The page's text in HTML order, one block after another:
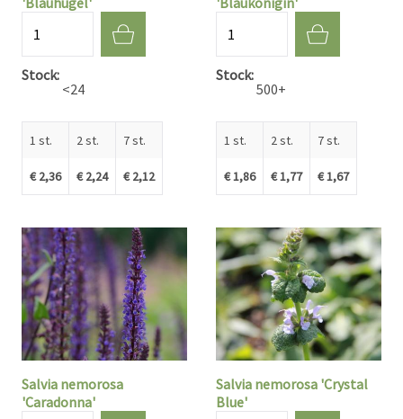
Stock
<24
1 st.
€ 2,36
2 st.
€ 2,24
7 st.
€ 2,12
Stock
500+
1 st.
€ 1,86
2 st.
€ 1,77
7 st.
€ 1,67
Salvia nemorosa
'Caradonna'
Salvia nemorosa 'Crystal
Blue'